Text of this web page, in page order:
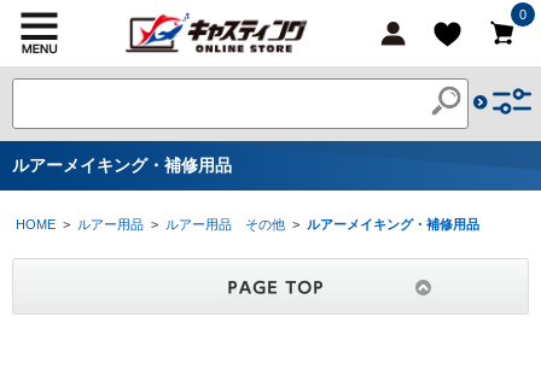
0
ルアーメイキング・補修用品
HOME > ルアー用品 > ルアー用品 その他 > ルアーメイキング・補修用品